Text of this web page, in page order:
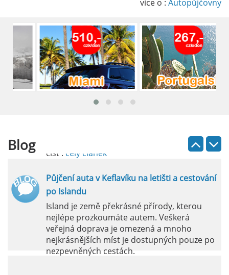
více o : Autopůjčovny
Blog
způsob, jak pohodlně objevovat město i jeho
brána do regionu Costa Blanca, se nachází
přibližně 9 km od centra Alicante.
číst :celý článek
Pronájem auta na letišti Lefkada: Kompletní
průvodce
Půjčení auta na letišti Lefkada je skvělý
číst : celý článek
Půjčení auta v Keflavíku na letišti a cestování
po Islandu
Island je země překrásné přírody, kterou
nejlépe prozkoumáte autem. Veškerá
veřejná doprava je omezená a mnoho
nejkrásnějších míst je dostupných pouze po
nezpevněných cestách.